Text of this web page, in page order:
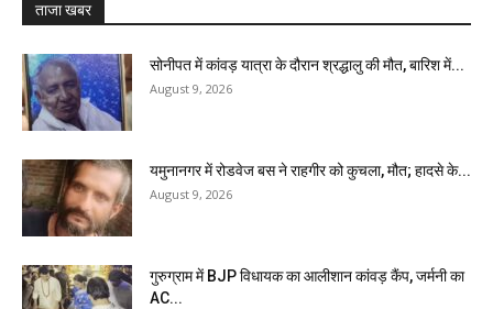
ताजा खबर
सोनीपत में कांवड़ यात्रा के दौरान श्रद्धालु की मौत, बारिश में...
August 9, 2026
यमुनानगर में रोडवेज बस ने राहगीर को कुचला, मौत; हादसे के...
August 9, 2026
गुरुग्राम में BJP विधायक का आलीशान कांवड़ कैंप, जर्मनी का
AC...